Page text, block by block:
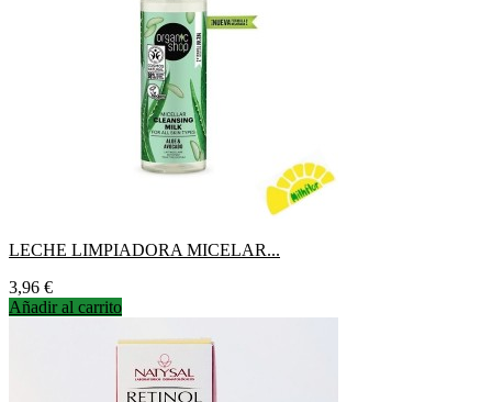
LECHE LIMPIADORA MICELAR...
Precio
3,96 €
Añadir al carrito